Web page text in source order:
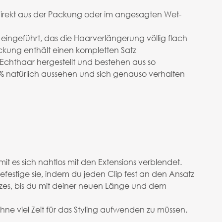
aus der Packung oder im angesagten Wet-
das die Haarverlängerung völlig flach
enthält einen kompletten Satz
hergestellt und bestehen aus so
natürlich aussehen und sich genauso verhalten
es sich nahtlos mit den Extensions verblendet.
sie, indem du jeden Clip fest an den Ansatz
bis du mit deiner neuen Länge und dem
viel Zeit für das Styling aufwenden zu müssen.